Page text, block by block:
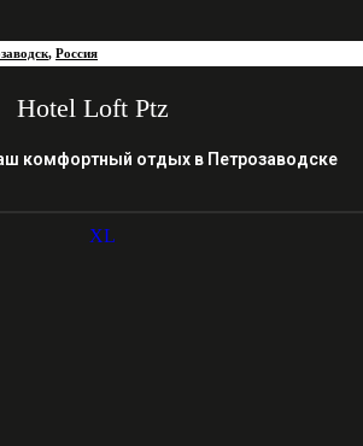
,Россия
Hotel Loft Ptz
комфортный отдых в Петрозаводске